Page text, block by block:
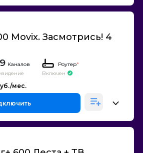
Movix. Засмотрись! 4
Каналов
Роутер*
Включен